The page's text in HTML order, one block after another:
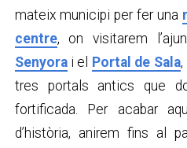
mateix municipi per fer una
centre, on visitarem
Senyorai el Portal de Sala,
tres portals antics que
fortificada. Per acabar
d’història, anirem fins al